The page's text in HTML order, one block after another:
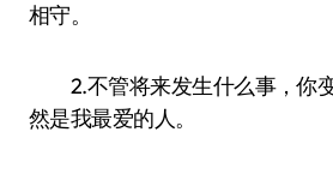
相守。
2.不管将来发生什么事，你
然是我最爱的人。